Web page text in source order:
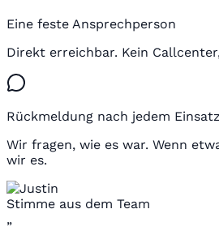
Eine feste Ansprechperson
Direkt erreichbar. Kein
Rückmeldung nach jedem Einsatz
Wir fragen, wie es war. Wenn
wir es.
Stimme aus dem Team
„